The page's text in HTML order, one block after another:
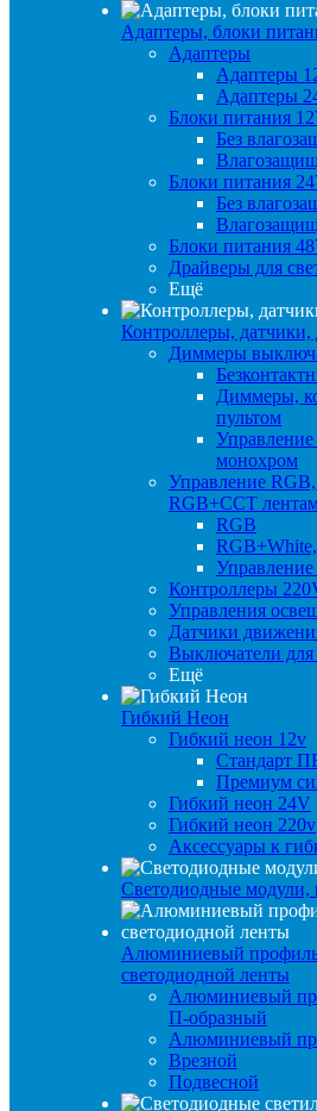
Адаптеры, блоки
Адаптеры
Адаптеры
Адаптеры
Блоки питания
Без
Блоки питания
Без
Блоки питания
Драйверы для
Ещё
Контроллеры,
Диммеры
Диммеры,
пультом
Управление
монохром
Управление
RGB+CCT
RGB
Управление
Контроллеры
Управления
Датчики
Выключатели для
Ещё
Гибкий Неон
Гибкий неон 12v
Стандарт
Премиум
Гибкий неон 24V
Гибкий неон 220v
Аксессуары к
Светодиодные модули,
Алюминиевый
светодиодной ленты
Алюминиевый
П-образный
Алюминиевый
Врезной
Подвесной